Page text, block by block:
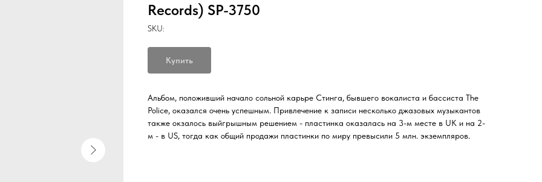
Records) SP-3750
SKU:
Купить
Альбом, положивший начало сольной карьре Стинга, бывшего вокалиста и бассиста The
Police, оказался очень успешным. Привлечение к записи несколько джазовых музыкантов
также окзалось выйгрышным решением - пластинка оказалась на 3-м месте в UK и на 2-
м - в US, тогда как общий продажи пластинки по миру превысили 5 млн. экземпляров.